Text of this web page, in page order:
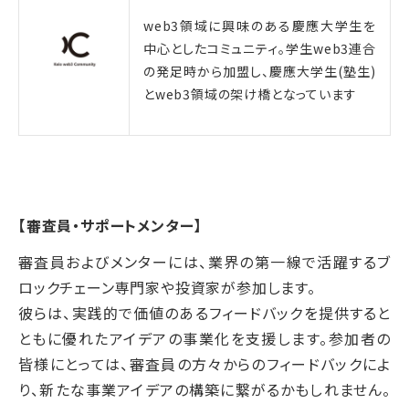
web3領域に興味のある慶應大学生を
中心としたコミュニティ。学生web3連合
の発足時から加盟し、慶應大学生(塾生)
とweb3領域の架け橋となっています
【審査員・サポートメンター】
審査員およびメンターには、業界の第一線で活躍するブ
ロックチェーン専門家や投資家が参加します。
彼らは、実践的で価値のあるフィードバックを提供すると
ともに優れたアイデアの事業化を支援します。参加者の
皆様にとっては、審査員の方々からのフィードバックによ
り、新たな事業アイデアの構築に繋がるかもしれません。